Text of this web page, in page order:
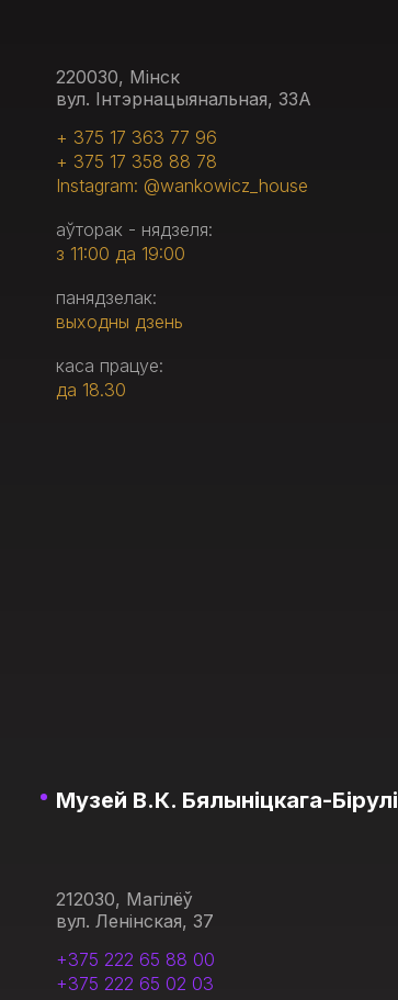
220030, Мінск
вул. Інтэрнацыянальная, 33А
+ 375 17 363 77 96
+ 375 17 358 88 78
Instagram: @wankowicz_house
аўторак - нядзеля:
з 11:00 да 19:00
панядзелак:
выходны дзень
каса працуе:
да 18.30
Музей В.К. Бялыніцкага-Бірулі
212030, Магілёў
вул. Ленінская, 37
+375 222 65 88 00
+375 222 65 02 03